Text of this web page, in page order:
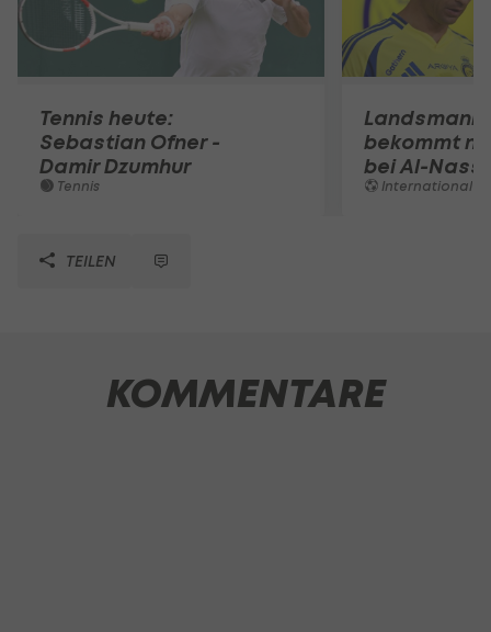
Tennis heute:
Sebastian Ofner -
Damir Dzumhur
Tennis
bekommt
bei Al-Nassr
International
TEILEN
KOMMENTARE